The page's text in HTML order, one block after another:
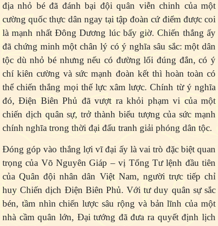
địa nhỏ bé đã đánh bại đội quân viễn chinh của một
cường quốc thực dân ngay tại tập đoàn cứ điểm được coi
là mạnh nhất Đông Dương lúc bấy giờ. Chiến thắng ấy
đã chứng minh một chân lý có ý nghĩa sâu sắc: một dân
tộc dù nhỏ bé nhưng nếu có đường lối đúng đắn, có ý
chí kiên cường và sức mạnh đoàn kết thì hoàn toàn có
thể chiến thắng mọi thế lực xâm lược. Chính từ ý nghĩa
đó, Điện Biên Phủ đã vượt ra khỏi phạm vi của một
chiến dịch quân sự, trở thành biểu tượng của sức mạnh
chính nghĩa trong thời đại đấu tranh giải phóng dân tộc.
Đóng góp vào thắng lợi vĩ đại ấy là vai trò đặc biệt quan
trọng của Võ Nguyên Giáp – vị Tổng Tư lệnh đầu tiên
của Quân đội nhân dân Việt Nam, người trực tiếp chỉ
huy Chiến dịch Điện Biên Phủ. Với tư duy quân sự sắc
bén, tầm nhìn chiến lược sâu rộng và bản lĩnh của một
nhà cầm quân lớn, Đại tướng đã đưa ra quyết định lịch